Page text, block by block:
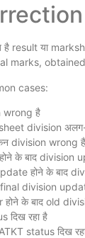
result या
marks,
cases:
wrong है
division
division wrong है
के बाद division
होने के बाद
division
के बाद old
दिख रहा है
status दिख